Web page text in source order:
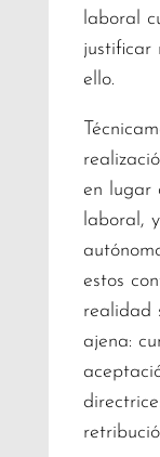
laboral
justificar
ello.
en lugar
laboral,
estos
realidad
ajena: